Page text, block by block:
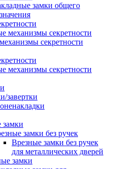
замки общего
механизмы секретности
секретности
механизмы секретности
завертки
замки
замки без ручек
Врезные замки без ручек
для металлических дверей
замки